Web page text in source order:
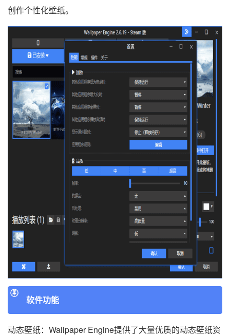
创作个性化壁纸。
软件功能
动态壁纸：Wallpaper Engine提供了大量优质的动态壁纸资